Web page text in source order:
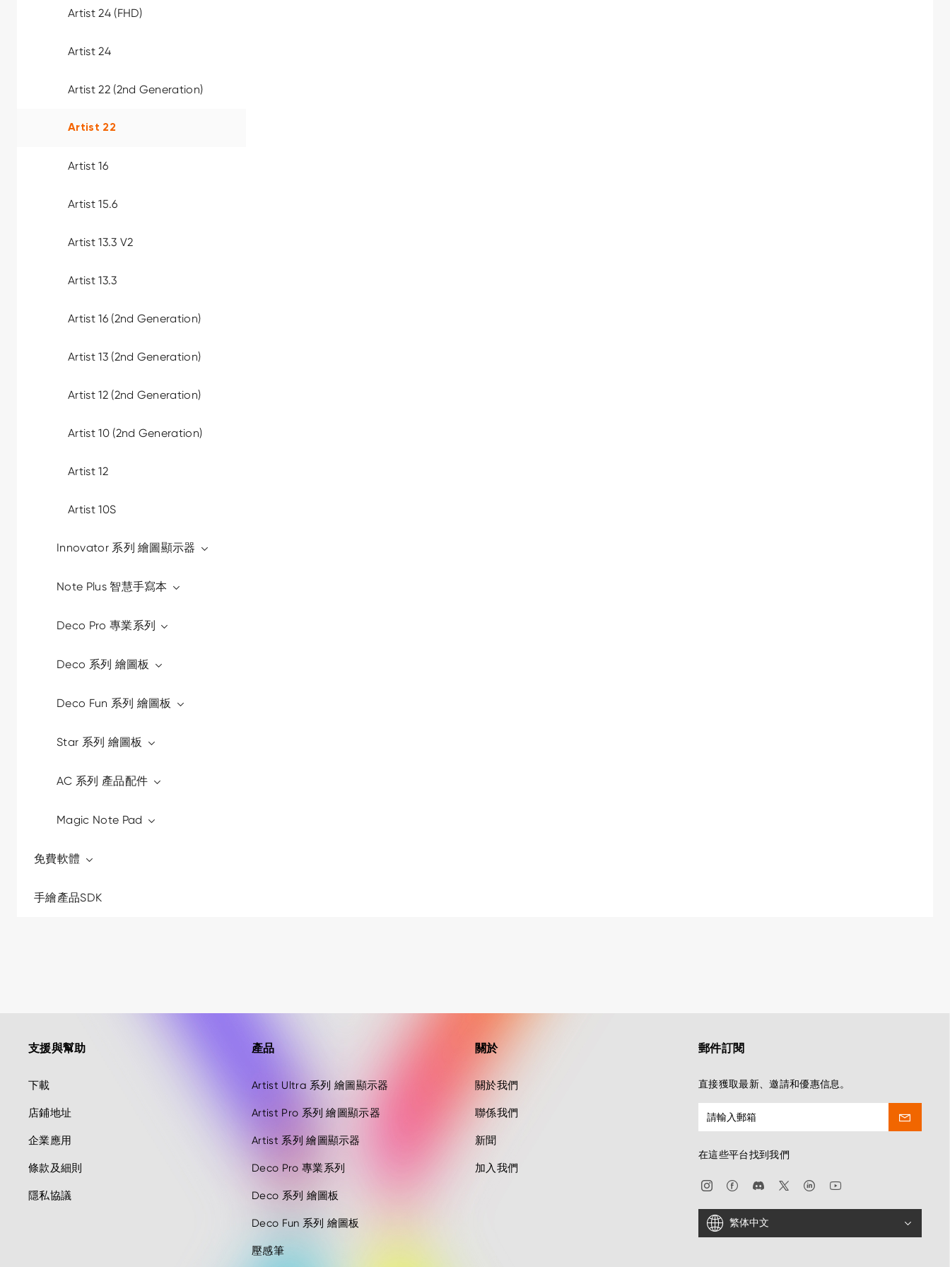
Artist 24 (FHD)
Artist 24
Artist 22 (2nd Generation)
Artist 22
Artist 16
Artist 15.6
Artist 13.3 V2
Artist 13.3
Artist 16 (2nd Generation)
Artist 13 (2nd Generation)
Artist 12 (2nd Generation)
Artist 10 (2nd Generation)
Artist 12
Artist 10S
Innovator 系列 繪圖顯示器
Note Plus 智慧手寫本
Deco Pro 專業系列
Deco 系列 繪圖板
Deco Fun 系列 繪圖板
Star 系列 繪圖板
AC 系列 產品配件
Magic Note Pad
免費軟體
手繪產品SDK
支援與幫助
下載
店鋪地址
企業應用
條款及細則
隱私協議
產品
Artist Ultra 系列 繪圖顯示器
Artist Pro 系列 繪圖顯示器
Artist 系列 繪圖顯示器
Deco Pro 專業系列
Deco 系列 繪圖板
Deco Fun 系列 繪圖板
壓感筆
關於
關於我們
聯係我們
新聞
加入我們
郵件訂閱
直接獲取最新、邀請和優惠信息。
在這些平台找到我們
繁体中文